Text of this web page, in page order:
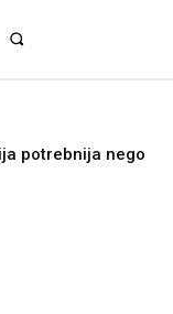
potrebnija nego